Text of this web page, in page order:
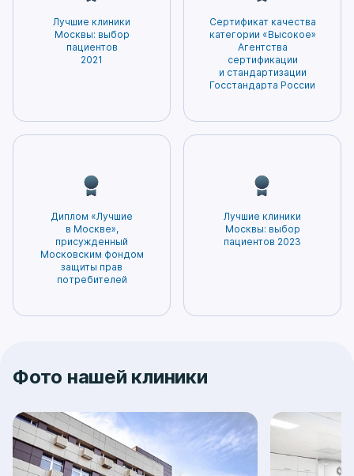
– залог точной диагностики и эффективного
лечения. Нам доверяют нам самое ценное –
здоровье. Мы гордимся тем, что заслужили
доверие и признание наших пациентов!
вероятность возникновения побочных
эффектов. Благодаря этому пациенты могут
быть уверены в том, что получаемое
лечение будет наиболее безопасным и
Лучшие клиники
Москвы: выбор
пациентов
2021
Сертификат качества
категории «Высокое»
Агентства
сертификации
и стандартизации
Госстандарта России
Диплом «Лучшие
в Москве»,
присужденный
Московским фондом
защиты прав
потребителей
Лучшие клиники
Москвы: выбор
пациентов 2023
Фото нашей клиники